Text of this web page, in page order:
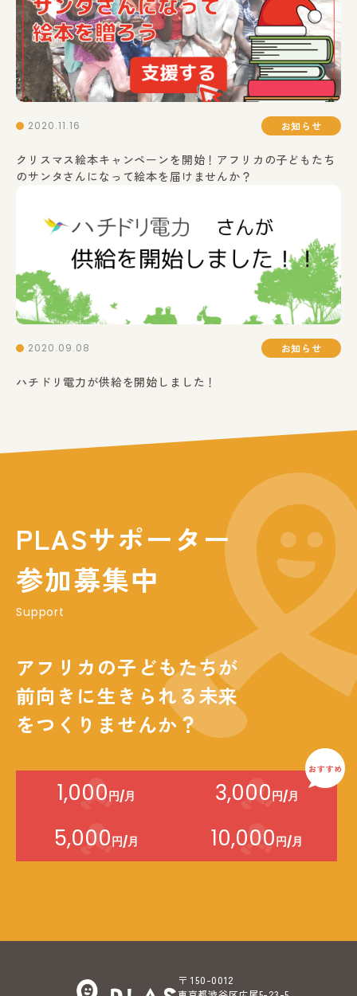
2020.11.16 お知らせ
クリスマス絵本キャンペーンを開始！アフリカの子どもたち
のサンタさんになって絵本を届けませんか？
2020.09.08 お知らせ
ハチドリ電力が供給を開始しました！
PLASサポーター
参加募集中
Support
アフリカの子どもたちが
前向きに生きられる未来
をつくりませんか？
1,000円/月 3,000円/月
5,000円/月 10,000円/月
〒 150-0012